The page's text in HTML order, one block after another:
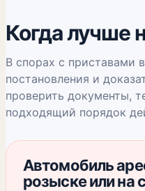
Когда лучше
В спорах с приставами
постановления и
проверить документы,
подходящий порядок
Автомобиль
розыске или на